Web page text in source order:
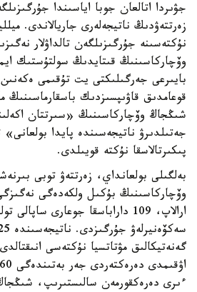
جۋىردا اتالعان جوبا اياسىندا
زەرتتەۋدىڭ ناتيجەلەرى جاريالاندى.
نۇكتەسىنە جۇرگىزىلگەن تالداۋلار
وۆچاركاسىنىڭ قىتايدىڭ سولتۇستىك
بايىرعى جەرگىلىكتى يت تۇقىمى
قوعامدىق قاۋىپسىزدىك باسقارماسىنىڭ
شىڭجاڭ وۆچاركاسىنىڭ «سىرتتان
جەتىلدىرۋ ناتيجەسىندە پايدا بولعانى»
پىكىرتالاسقا نۇكتە قويىلدى.
بەلگىلى بولعانداي، زەرتتەۋ توبى
وۆچاركاسىنىڭ بۇكىل ولكەدەگى نەگىزگى
ارالاپ، 109 داراباسقا جوعارى
گەنەتيكالىق مۋتاتسيا نۇكتەسى
ءىرى دەرەكقورمەن سالىستىرىپ،